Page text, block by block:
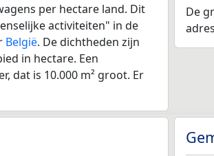
per hectare land. Dit
activiteiten" in de
België. De dichtheden zijn
in hectare. Een
dat is 10.000 m² groot. Er
De